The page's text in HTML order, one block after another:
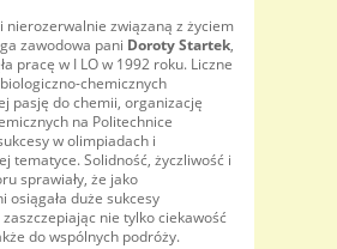
nierozerwalnie związaną z życiem
zawodowa pani Doroty Startek,
pracę w I LO w 1992 roku. Liczne
chemicznych
pasję do chemii, organizację
na Politechnice
w olimpiadach i
tematyce. Solidność, życzliwość i
sprawiały, że jako
osiągała duże sukcesy
nie tylko ciekawość
do wspólnych podróży.